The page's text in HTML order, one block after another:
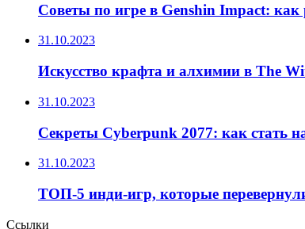
Советы по игре в Genshin Impact:
31.10.2023
Искусство крафта и алхимии в The
31.10.2023
Секреты Cyberpunk 2077: как стать
31.10.2023
ТОП-5 инди-игр, которые
Ссылки